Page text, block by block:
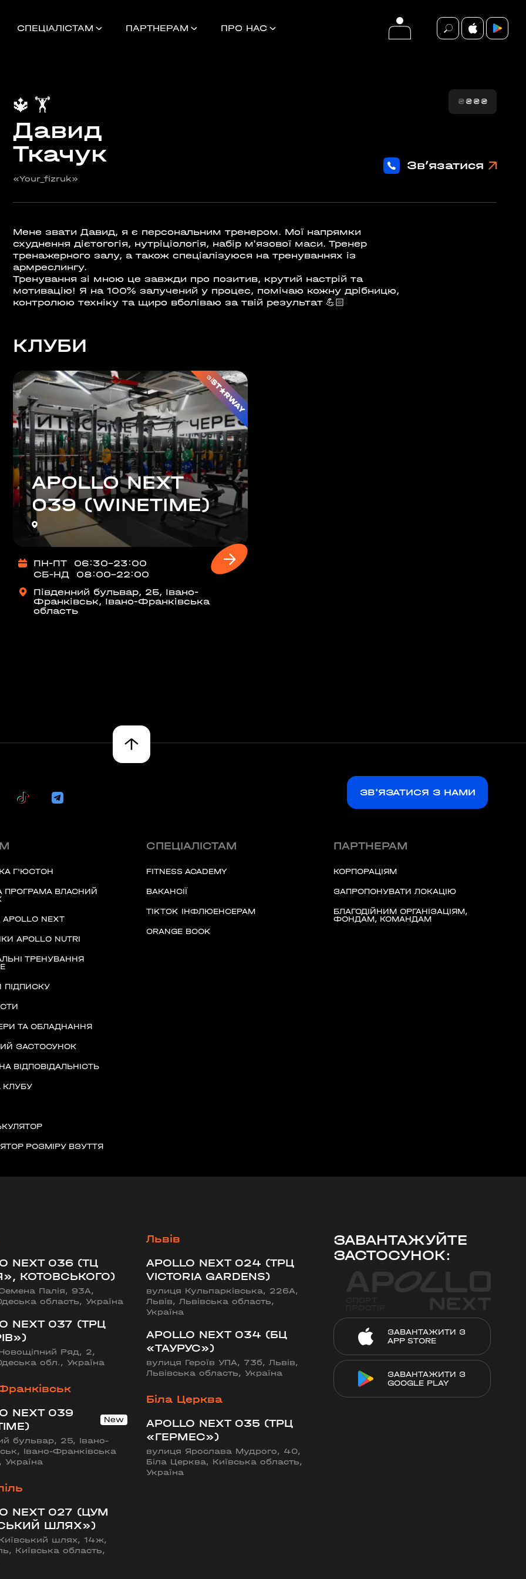
СПЕЦІАЛІСТАМ ПАРТНЕРАМ ПРО НАС
02000
02000
область, Україна
ШЛЯХ»)
область, Україна
КОМАНДАМ
🔱 🏋️ ₴
₴
₴
₴
Давид
Ткачук
«Your_fizruk»
Зв’язатися
Мене звати Давид, я є персональним тренером. Мої напрямки
схуднення дієтогогія, нутріціологія, набір м'язової маси. Тренер
тренажерного залу, а також спеціалізуюся на тренуваннях із
армреслингу.
Тренування зі мною це завжди про позитив, крутий настрій та
мотивацію! Я на 100% залучений у процес, помічаю кожну дрібницю,
контролюю техніку та щиро вболіваю за твій результат 💪🏻
КЛУБИ
зі
APOLLO NEXT
039 (WINETIME)
Південний бульвар, 25, Івано-
Франківськ, Івано-Франківська
область
ПН-ПТ
06:30-23:00
СБ-НД
08:00-22:00
60 секунд пам’яті
сек
Наше право на життя, свободу
та творчість вибороли ті, хто
свої життя — віддав.
ЗВ'ЯЗАТИСЯ З НАМИ
Г'ЮСТОН
ПРОГРАМА ВЛАСНИЙ
APOLLO NEXT
APOLLO NUTRI
ТРЕНУВАННЯ
ПІДПИСКУ
ТА ОБЛАДНАННЯ
ЗАСТОСУНОК
ВІДПОВІДАЛЬНІСТЬ
КЛУБУ
РОЗМІРУ ВЗУТТЯ
СПЕЦІАЛІСТАМ
FITNESS ACADEMY
ВАКАНСІЇ
TIKTOK ІНФЛЮЕНСЕРАМ
ORANGE BOOK
ПАРТНЕРАМ
КОРПОРАЦІЯМ
ЗАПРОПОНУВАТИ ЛОКАЦІЮ
БЛАГОДІЙНИМ ОРГАНІЗАЦІЯМ,
ФОНДАМ, КОМАНДАМ
NEXT 036 (ТЦ
КОТОВСЬКОГО)
Палія, 93А,
область, Україна
NEXT 037 (ТРЦ
Ряд, 2,
обл., Україна
Львів
APOLLO NEXT 024 (ТРЦ
VICTORIA GARDENS)
вулиця Кульпарківська, 226А,
Львів, Львівська область,
Україна
APOLLO NEXT 034 (БЦ
«ТАУРУС»)
вулиця Героїв УПА, 73б, Львів,
Львівська область, Україна
NEXT 039
бульвар, 25, Івано-
Івано-Франківська
Україна
Біла Церква
APOLLO NEXT 035 (ТРЦ
«ГЕРМЕС»)
вулиця Ярослава Мудрого, 40,
Біла Церква, Київська область,
Україна
NEXT 027 (ЦУМ
ШЛЯХ»)
шлях, 14ж,
Київська область,
ЗАВАНТАЖУЙТЕ
ЗАСТОСУНОК:
ЗАВАНТАЖИТИ З
APP STORE
ЗАВАНТАЖИТИ З
GOOGLE PLAY